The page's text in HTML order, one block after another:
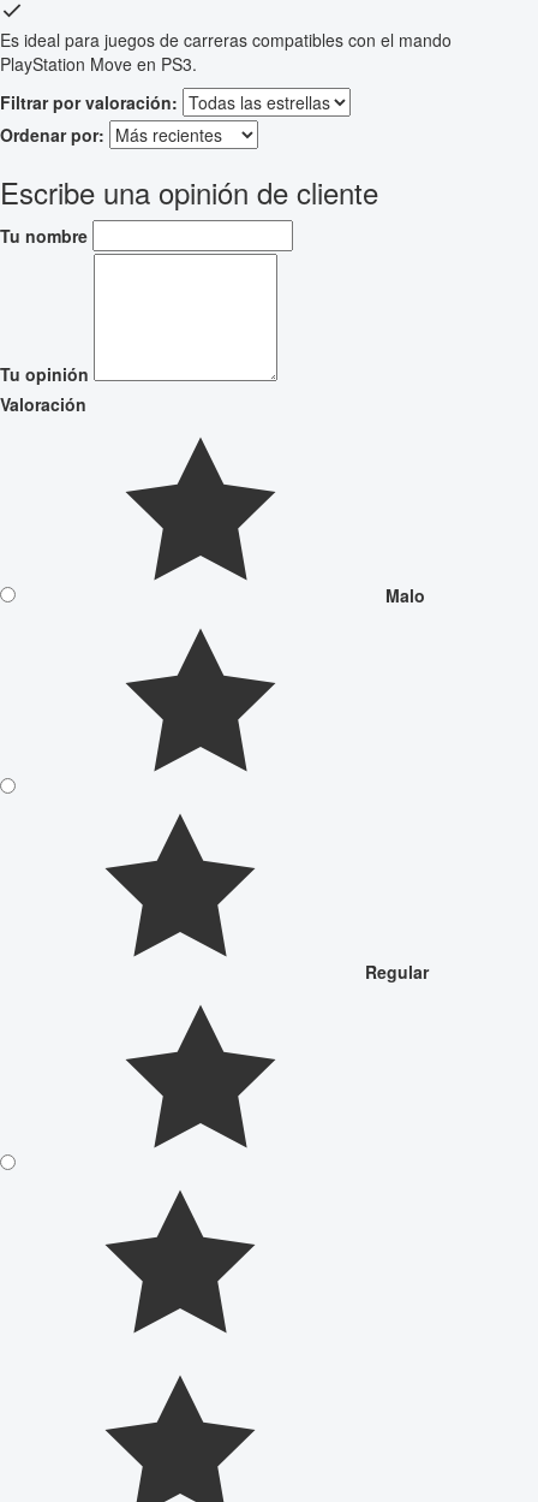
Es ideal para juegos de carreras compatibles con el mando
PlayStation Move en PS3.
Filtrar por valoración:
Ordenar por:
Escribe una opinión de cliente
Tu nombre
Tu opinión
Valoración
Malo
Regular